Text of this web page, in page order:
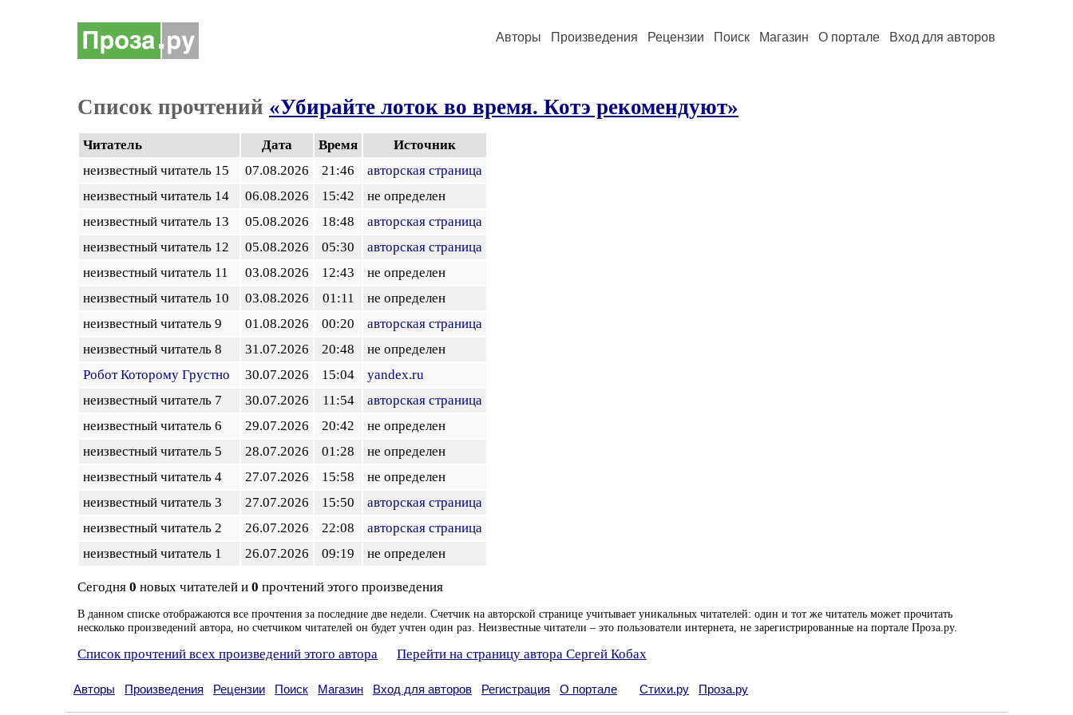
Авторы Произведения Рецензии Поиск Магазин О портале Вход для авторов
Список прочтений «Убирайте лоток во время. Котэ рекомендуют»
Читатель Дата Время
Источник
неизвестный читатель 15
07.08.2026 21:46
авторская страница
неизвестный читатель 14
06.08.2026 15:42
не определен
неизвестный читатель 13
05.08.2026 18:48
авторская страница
неизвестный читатель 12
05.08.2026 05:30
авторская страница
неизвестный читатель 11
03.08.2026 12:43
не определен
неизвестный читатель 10
03.08.2026 01:11
не определен
неизвестный читатель 9
01.08.2026 00:20
авторская страница
неизвестный читатель 8
31.07.2026 20:48
не определен
Робот Которому Грустно
30.07.2026 15:04
yandex.ru
неизвестный читатель 7
30.07.2026 11:54
авторская страница
неизвестный читатель 6
29.07.2026 20:42
не определен
неизвестный читатель 5
28.07.2026 01:28
не определен
неизвестный читатель 4
27.07.2026 15:58
не определен
неизвестный читатель 3
27.07.2026 15:50
авторская страница
неизвестный читатель 2
26.07.2026 22:08
авторская страница
неизвестный читатель 1
26.07.2026 09:19 не определен
Сегодня 0 новых читателей и 0 прочтений этого произведения
В данном списке отображаются все прочтения за последние две недели. Счетчик на авторской странице учитывает уникальных читателей: один и тот же читатель может прочитать
несколько произведений автора, но счетчиком читателей он будет учтен один раз. Неизвестные читатели – это пользователи интернета, не зарегистрированные на портале Проза.ру.
Список прочтений всех произведений этого автора Перейти на страницу автора Сергей Кобах
Авторы Произведения Рецензии Поиск Магазин Вход для авторов Регистрация О портале Стихи.ру Проза.ру